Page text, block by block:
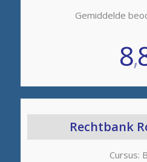
Gemiddelde
8,
Rechtbank
Cursus: